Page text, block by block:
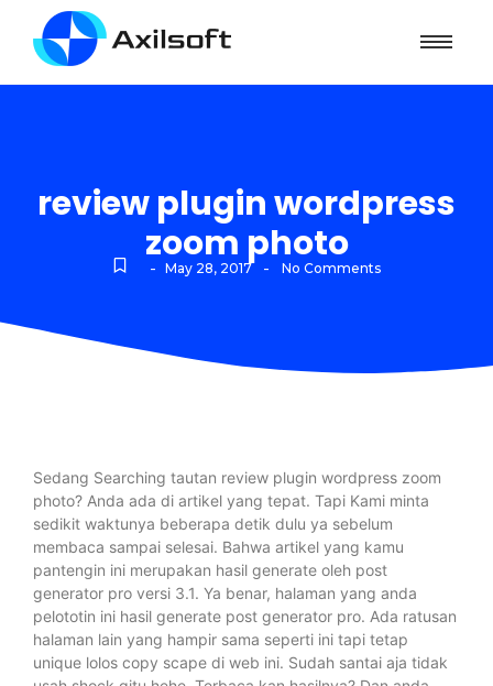
review plugin wordpress
zoom photo
- May 28, 2017 - No Comments
Sedang Searching tautan review plugin wordpress zoom
photo? Anda ada di artikel yang tepat. Tapi Kami minta
sedikit waktunya beberapa detik dulu ya sebelum
membaca sampai selesai. Bahwa artikel yang kamu
pantengin ini merupakan hasil generate oleh post
generator pro versi 3.1. Ya benar, halaman yang anda
pelototin ini hasil generate post generator pro. Ada ratusan
halaman lain yang hampir sama seperti ini tapi tetap
unique lolos copy scape di web ini. Sudah santai aja tidak